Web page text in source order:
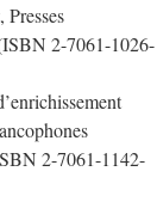
2-7061-1026-
2-7061-1142-